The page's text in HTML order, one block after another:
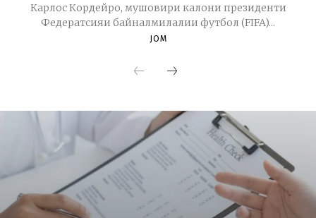
Карлос Кордейро, мушовири калони президенти
Федератсияи байналмилалии футбол (FIFA)...
JOM